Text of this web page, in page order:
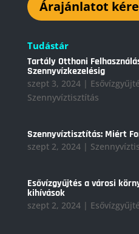
Árajánlatot
Tudástár
Tartály Otthoni
Szennyvízkezelésig
szept 3, 2024|
Szennyvíztisztítás
Szennyvíztisztítás: Miért
szept 2, 2024|
Esővízgyűjtés a városi
kihívások
szept 2, 2024|